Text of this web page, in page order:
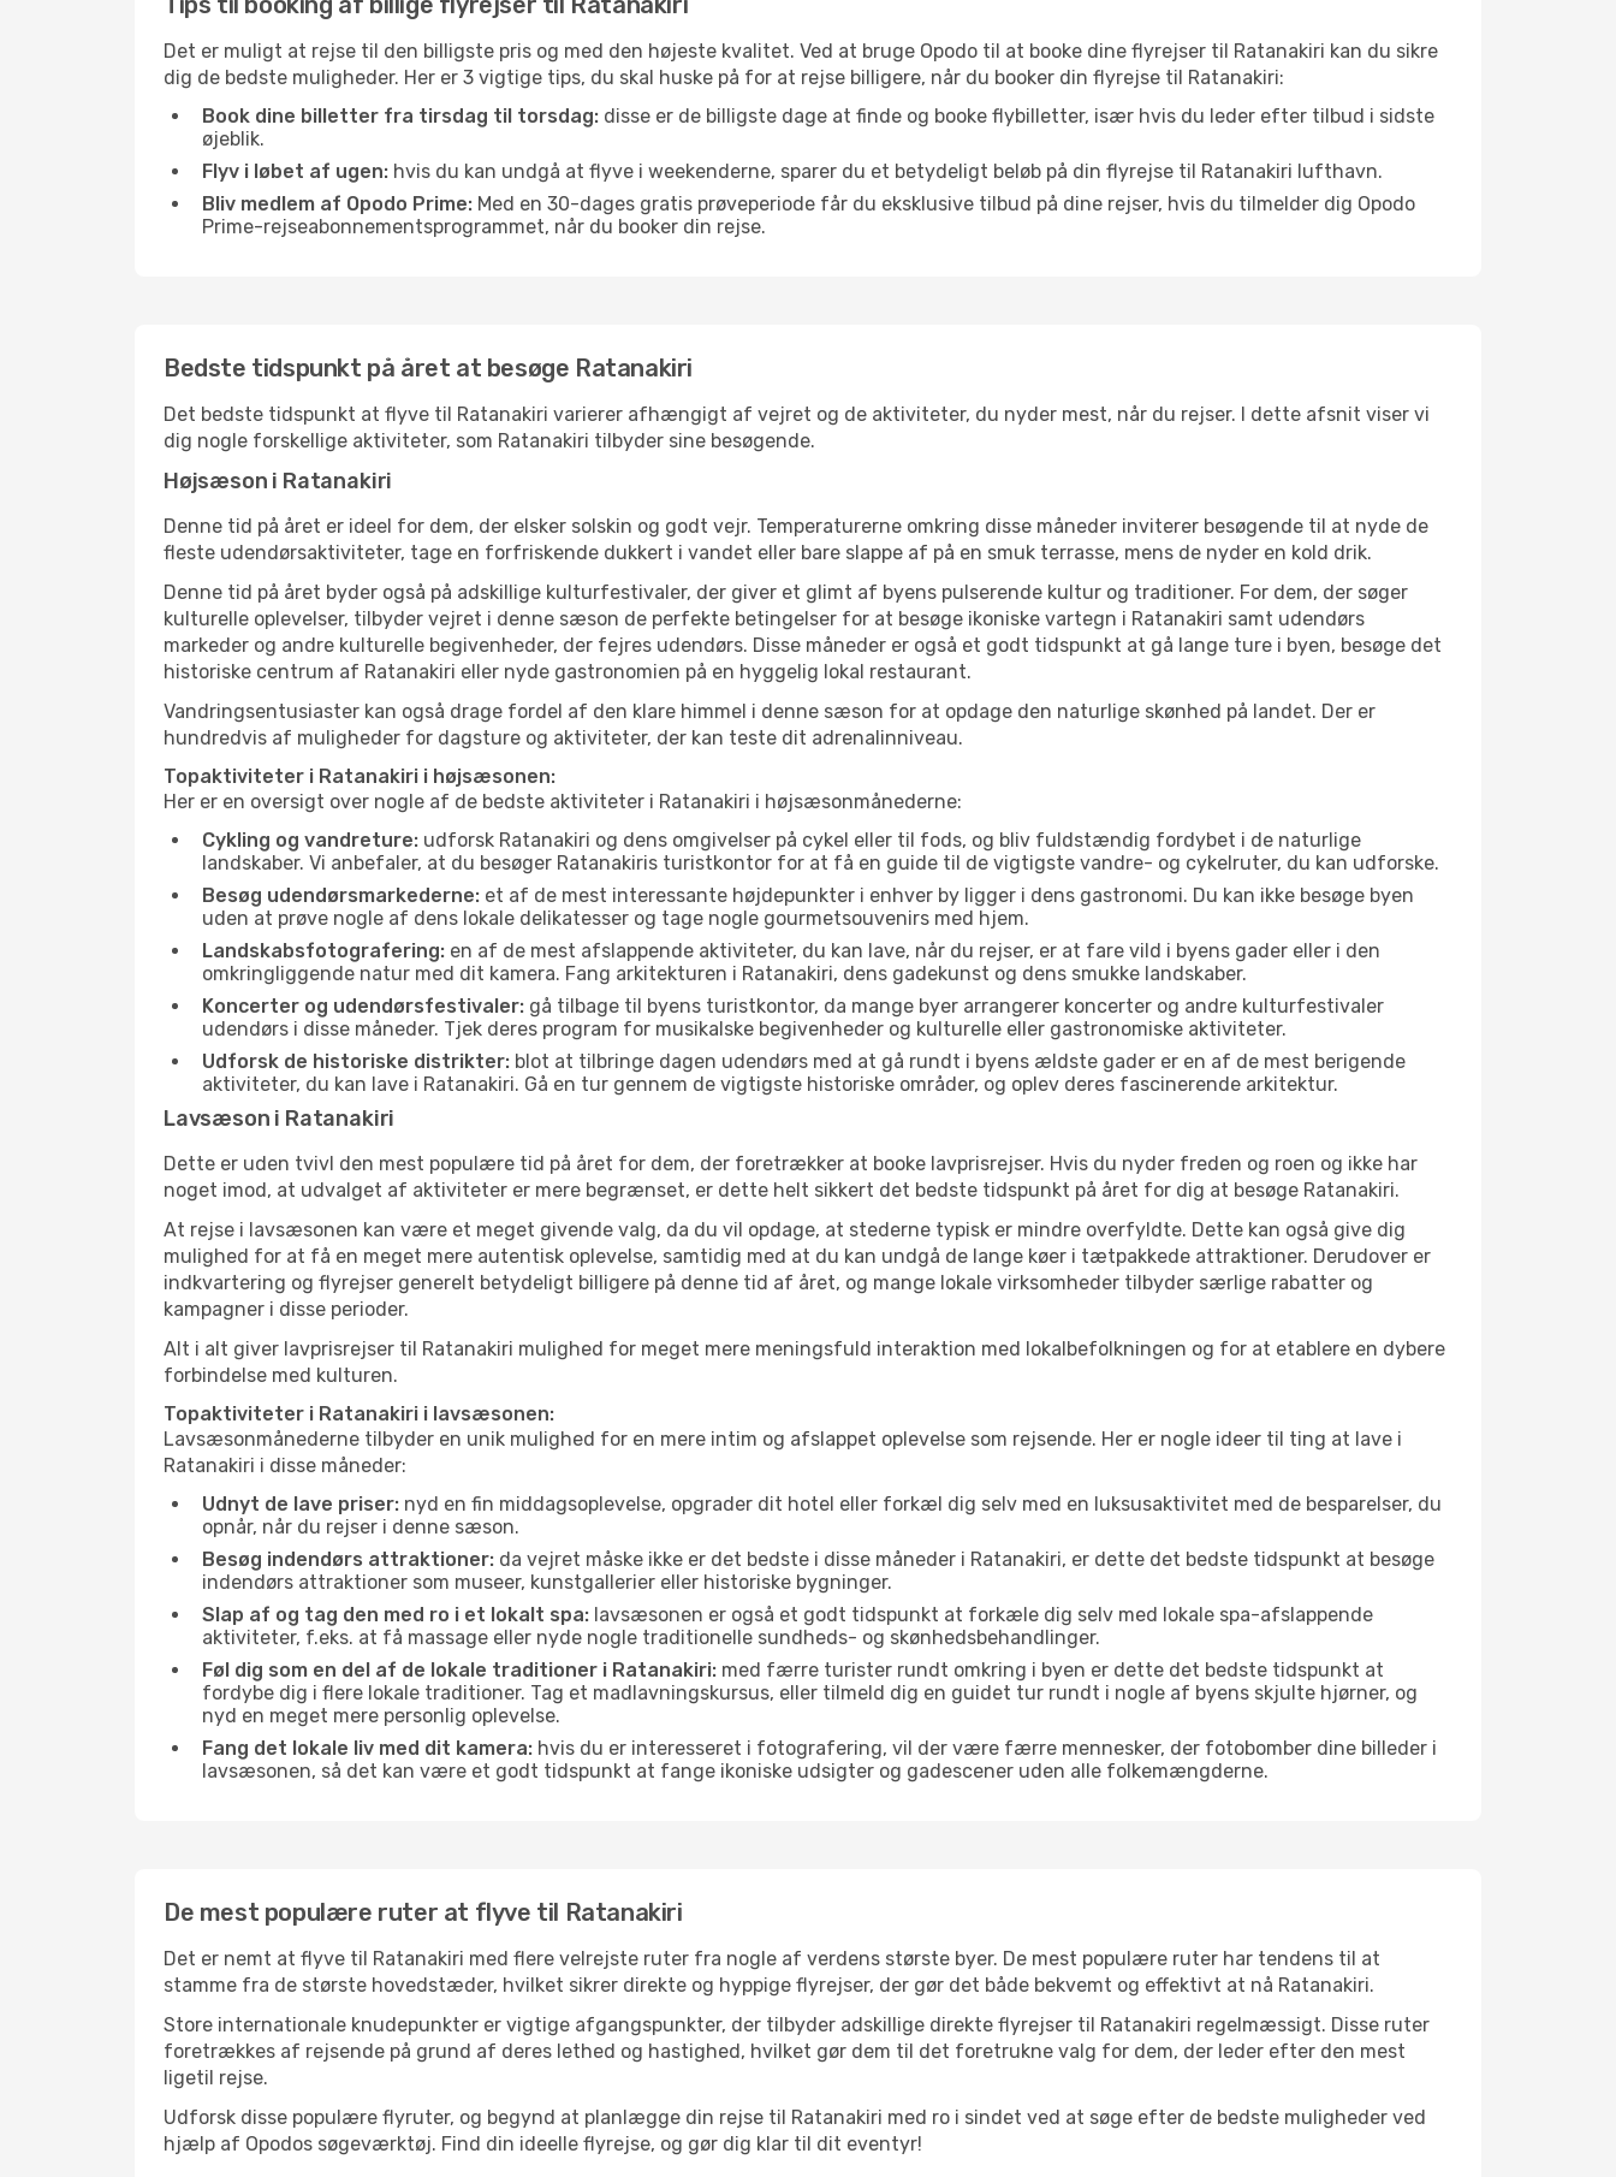
Det er muligt at rejse til den billigste pris og med den højeste kvalitet. Ved at bruge Opodo til at booke dine flyrejser til Ratanakiri kan du sikre
dig de bedste muligheder. Her er 3 vigtige tips, du skal huske på for at rejse billigere, når du booker din flyrejse til Ratanakiri:
Book dine billetter fra tirsdag til torsdag: disse er de billigste dage at finde og booke flybilletter, især hvis du leder efter tilbud i sidste
øjeblik.
Flyv i løbet af ugen: hvis du kan undgå at flyve i weekenderne, sparer du et betydeligt beløb på din flyrejse til Ratanakiri lufthavn.
Bliv medlem af Opodo Prime: Med en 30-dages gratis prøveperiode får du eksklusive tilbud på dine rejser, hvis du tilmelder dig Opodo
Prime-rejseabonnementsprogrammet, når du booker din rejse.
Bedste tidspunkt på året at besøge Ratanakiri
Det bedste tidspunkt at flyve til Ratanakiri varierer afhængigt af vejret og de aktiviteter, du nyder mest, når du rejser. I dette afsnit viser vi
dig nogle forskellige aktiviteter, som Ratanakiri tilbyder sine besøgende.
Højsæson i Ratanakiri
Denne tid på året er ideel for dem, der elsker solskin og godt vejr. Temperaturerne omkring disse måneder inviterer besøgende til at nyde de
fleste udendørsaktiviteter, tage en forfriskende dukkert i vandet eller bare slappe af på en smuk terrasse, mens de nyder en kold drik.
Denne tid på året byder også på adskillige kulturfestivaler, der giver et glimt af byens pulserende kultur og traditioner. For dem, der søger
kulturelle oplevelser, tilbyder vejret i denne sæson de perfekte betingelser for at besøge ikoniske vartegn i Ratanakiri samt udendørs
markeder og andre kulturelle begivenheder, der fejres udendørs. Disse måneder er også et godt tidspunkt at gå lange ture i byen, besøge det
historiske centrum af Ratanakiri eller nyde gastronomien på en hyggelig lokal restaurant.
Vandringsentusiaster kan også drage fordel af den klare himmel i denne sæson for at opdage den naturlige skønhed på landet. Der er
hundredvis af muligheder for dagsture og aktiviteter, der kan teste dit adrenalinniveau.
Topaktiviteter i Ratanakiri i højsæsonen:
Her er en oversigt over nogle af de bedste aktiviteter i Ratanakiri i højsæsonmånederne:
Cykling og vandreture: udforsk Ratanakiri og dens omgivelser på cykel eller til fods, og bliv fuldstændig fordybet i de naturlige
landskaber. Vi anbefaler, at du besøger Ratanakiris turistkontor for at få en guide til de vigtigste vandre- og cykelruter, du kan udforske.
Besøg udendørsmarkederne: et af de mest interessante højdepunkter i enhver by ligger i dens gastronomi. Du kan ikke besøge byen
uden at prøve nogle af dens lokale delikatesser og tage nogle gourmetsouvenirs med hjem.
Landskabsfotografering: en af de mest afslappende aktiviteter, du kan lave, når du rejser, er at fare vild i byens gader eller i den
omkringliggende natur med dit kamera. Fang arkitekturen i Ratanakiri, dens gadekunst og dens smukke landskaber.
Koncerter og udendørsfestivaler: gå tilbage til byens turistkontor, da mange byer arrangerer koncerter og andre kulturfestivaler
udendørs i disse måneder. Tjek deres program for musikalske begivenheder og kulturelle eller gastronomiske aktiviteter.
Udforsk de historiske distrikter: blot at tilbringe dagen udendørs med at gå rundt i byens ældste gader er en af de mest berigende
aktiviteter, du kan lave i Ratanakiri. Gå en tur gennem de vigtigste historiske områder, og oplev deres fascinerende arkitektur.
Lavsæson i Ratanakiri
Dette er uden tvivl den mest populære tid på året for dem, der foretrækker at booke lavprisrejser. Hvis du nyder freden og roen og ikke har
noget imod, at udvalget af aktiviteter er mere begrænset, er dette helt sikkert det bedste tidspunkt på året for dig at besøge Ratanakiri.
At rejse i lavsæsonen kan være et meget givende valg, da du vil opdage, at stederne typisk er mindre overfyldte. Dette kan også give dig
mulighed for at få en meget mere autentisk oplevelse, samtidig med at du kan undgå de lange køer i tætpakkede attraktioner. Derudover er
indkvartering og flyrejser generelt betydeligt billigere på denne tid af året, og mange lokale virksomheder tilbyder særlige rabatter og
kampagner i disse perioder.
Alt i alt giver lavprisrejser til Ratanakiri mulighed for meget mere meningsfuld interaktion med lokalbefolkningen og for at etablere en dybere
forbindelse med kulturen.
Topaktiviteter i Ratanakiri i lavsæsonen:
Lavsæsonmånederne tilbyder en unik mulighed for en mere intim og afslappet oplevelse som rejsende. Her er nogle ideer til ting at lave i
Ratanakiri i disse måneder:
Udnyt de lave priser: nyd en fin middagsoplevelse, opgrader dit hotel eller forkæl dig selv med en luksusaktivitet med de besparelser, du
opnår, når du rejser i denne sæson.
Besøg indendørs attraktioner: da vejret måske ikke er det bedste i disse måneder i Ratanakiri, er dette det bedste tidspunkt at besøge
indendørs attraktioner som museer, kunstgallerier eller historiske bygninger.
Slap af og tag den med ro i et lokalt spa: lavsæsonen er også et godt tidspunkt at forkæle dig selv med lokale spa-afslappende
aktiviteter, f.eks. at få massage eller nyde nogle traditionelle sundheds- og skønhedsbehandlinger.
Føl dig som en del af de lokale traditioner i Ratanakiri: med færre turister rundt omkring i byen er dette det bedste tidspunkt at
fordybe dig i flere lokale traditioner. Tag et madlavningskursus, eller tilmeld dig en guidet tur rundt i nogle af byens skjulte hjørner, og
nyd en meget mere personlig oplevelse.
Fang det lokale liv med dit kamera: hvis du er interesseret i fotografering, vil der være færre mennesker, der fotobomber dine billeder i
lavsæsonen, så det kan være et godt tidspunkt at fange ikoniske udsigter og gadescener uden alle folkemængderne.
De mest populære ruter at flyve til Ratanakiri
Det er nemt at flyve til Ratanakiri med flere velrejste ruter fra nogle af verdens største byer. De mest populære ruter har tendens til at
stamme fra de største hovedstæder, hvilket sikrer direkte og hyppige flyrejser, der gør det både bekvemt og effektivt at nå Ratanakiri.
Store internationale knudepunkter er vigtige afgangspunkter, der tilbyder adskillige direkte flyrejser til Ratanakiri regelmæssigt. Disse ruter
foretrækkes af rejsende på grund af deres lethed og hastighed, hvilket gør dem til det foretrukne valg for dem, der leder efter den mest
ligetil rejse.
Udforsk disse populære flyruter, og begynd at planlægge din rejse til Ratanakiri med ro i sindet ved at søge efter de bedste muligheder ved
hjælp af Opodos søgeværktøj. Find din ideelle flyrejse, og gør dig klar til dit eventyr!